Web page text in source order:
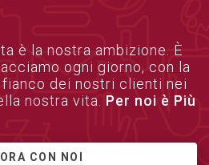
è la nostra ambizione. È
ogni giorno, con la
dei nostri clienti nei
nostra vita. Per noi è Più
CON NOI